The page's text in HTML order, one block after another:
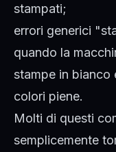
stampati;
errori generici
quando la
stampe in bianco
colori piene.
Molti di questi
semplicemente